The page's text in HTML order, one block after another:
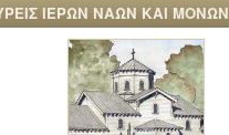
ΙΕΡΩΝ ΝΑΩΝ ΚΑΙ ΜΟΝΩΝ